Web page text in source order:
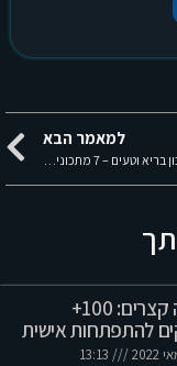
למאמר הבא
שייק ירוק מתכון בריא וטעים – 7 מתכונים של שייקים ירוקים לניקוי רעלים
משפטי העצמה קצרים: 100+
להתפתחות אישית